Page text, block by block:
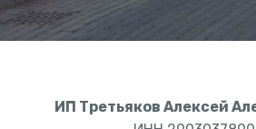
ИП Третьяков Алексей